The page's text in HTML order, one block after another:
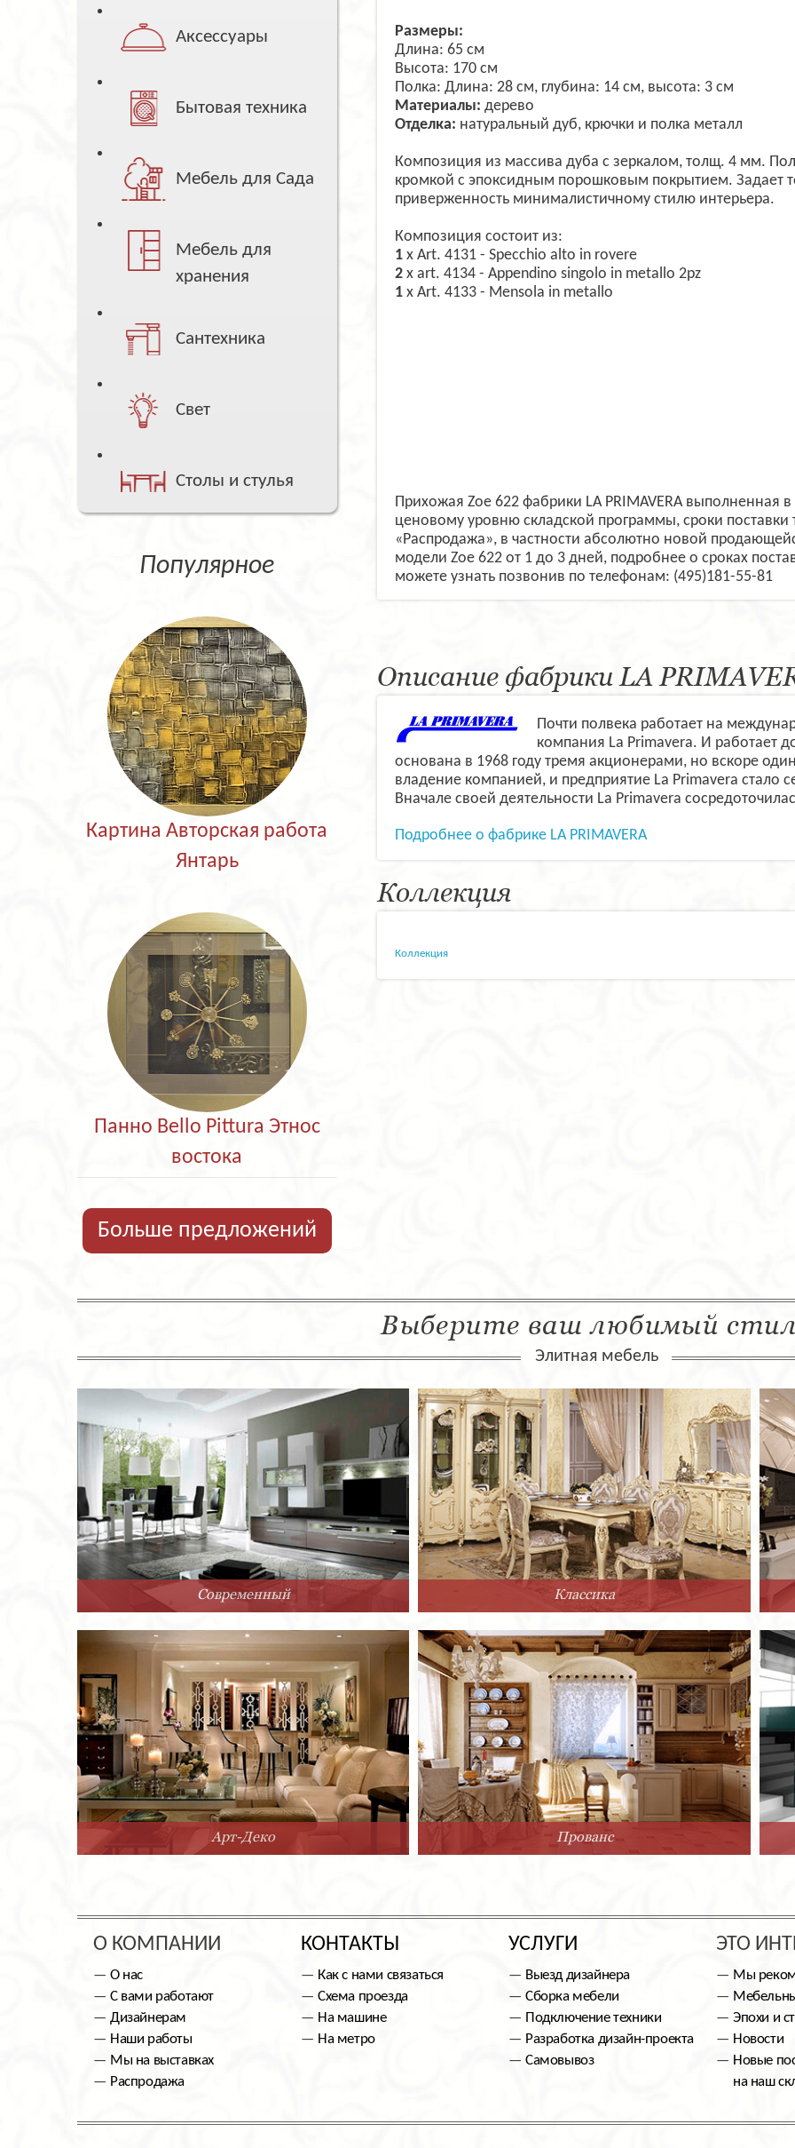
Аксессуары
Бытовая техника
Мебель для Сада
Мебель для
хранения
Сантехника
Свет
Столы и стулья
Популярное
Картина Авторская работа
Янтарь
Панно Bello Pittura Этнос
востока
Больше предложений
Размеры:
Длина: 65 см
Высота: 170 см
Полка: Длина: 28 см, глубина: 14 см, высота: 3 см
Материалы: дерево
Отделка: натуральный дуб, крючки и полка металл
Композиция из массива дуба с зеркалом, толщ. 4 мм.
кромкой с эпоксидным порошковым покрытием. Задает
приверженность минималистичному стилю интерьера.
Композиция состоит из:
1x Art. 4131 - Specchio alto in rovere
2x art. 4134 - Appendino singolo in metallo 2pz
1x Art. 4133 - Mensola in metallo
Прихожая Zoe 622 фабрики LA PRIMAVERA выполненная
ценовому уровню складской программы, сроки поставки
«Распродажа», в частности абсолютно новой
модели Zoe 622 от 1 до 3 дней, подробнее о сроках
можете узнать позвонив по телефонам: (495)181-55-81
Описание фабрики LA
Почти полвека работает на
компания La Primavera. И работает
основана в 1968 году тремя акционерами, но вскоре
владение компанией, и предприятие La Primavera стало
Вначале своей деятельности La Primavera
Подробнее о фабрике LA PRIMAVERA
Коллекция
Коллекция
Выберите ваш любимый
Элитная мебель
Современный Классика
Арт-Деко Прованс
О КОМПАНИИ
О нас
С вами работают
Дизайнерам
Наши работы
Мы на выставках
Распродажа
КОНТАКТЫ
Как с нами связаться
Схема проезда
На машине
На метро
УСЛУГИ
Выезд дизайнера
Сборка мебели
Подключение техники
Разработка дизайн-проекта
Самовывоз
ЭТО
Мы
Эпохи и
Новости
Новые
на наш